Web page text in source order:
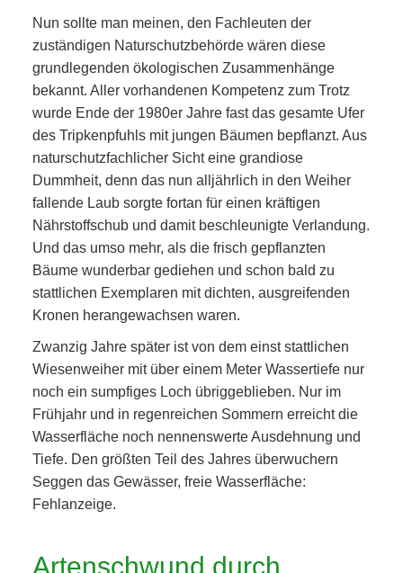
Nun sollte man meinen, den Fachleuten der
zuständigen Naturschutzbehörde wären diese
grundlegenden ökologischen Zusammenhänge
bekannt. Aller vorhandenen Kompetenz zum Trotz
wurde Ende der 1980er Jahre fast das gesamte Ufer
des Tripkenpfuhls mit jungen Bäumen bepflanzt. Aus
naturschutzfachlicher Sicht eine grandiose
Dummheit, denn das nun alljährlich in den Weiher
fallende Laub sorgte fortan für einen kräftigen
Nährstoffschub und damit beschleunigte Verlandung.
Und das umso mehr, als die frisch gepflanzten
Bäume wunderbar gediehen und schon bald zu
stattlichen Exemplaren mit dichten, ausgreifenden
Kronen herangewachsen waren.
Zwanzig Jahre später ist von dem einst stattlichen
Wiesenweiher mit über einem Meter Wassertiefe nur
noch ein sumpfiges Loch übriggeblieben. Nur im
Frühjahr und in regenreichen Sommern erreicht die
Wasserfläche noch nennenswerte Ausdehnung und
Tiefe. Den größten Teil des Jahres überwuchern
Seggen das Gewässer, freie Wasserfläche:
Fehlanzeige.
Artenschwund durch